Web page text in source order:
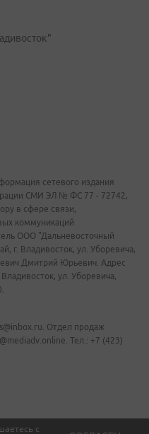
с
сетевого издания
СМИ ЭЛ № ФС 77 - 72742,
в сфере связи,
коммуникаций
ООО "Дальневосточный
г. Владивосток, ул. Уборевича,
Дмитрий Юрьевич. Адрес
ул. Уборевича,
Отдел продаж
Тел.: +7 (423)